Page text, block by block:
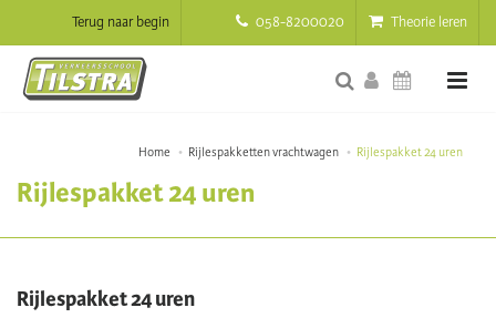
058-8200020 Theorie leren
Terug naar begin
Home Rijlespakketten vrachtwagen Rijlespakket 24 uren
Rijlespakket 24 uren
Rijlespakket 24 uren